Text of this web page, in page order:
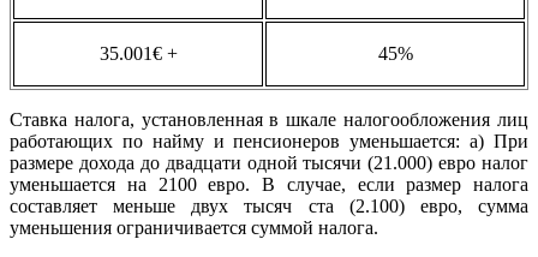
35.001€ + 45%
Ставка налога, установленная в шкале налогообложения лиц
работающих по найму и пенсионеров уменьшается: а) При
размере дохода до двадцати одной тысячи (21.000) евро налог
уменьшается на 2100 евро. В случае, если размер налога
составляет меньше двух тысяч ста (2.100) евро, сумма
уменьшения ограничивается суммой налога.